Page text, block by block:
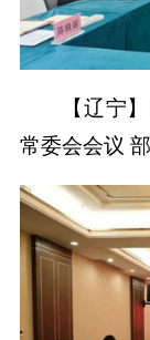
【辽宁
常委会会议